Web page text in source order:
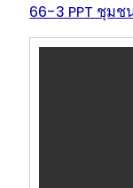
66-3 PPT ชุมช